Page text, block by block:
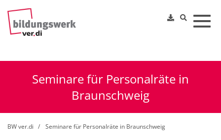
Seminare für Personalräte in
Braunschweig
BW ver.di Seminare für Personalräte in Braunschweig